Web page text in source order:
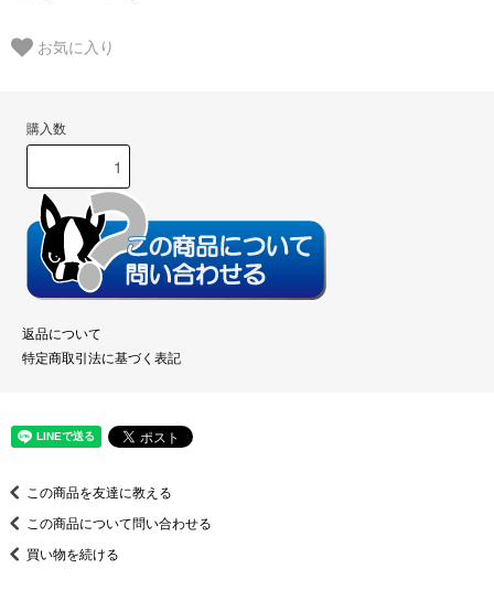
お気に入り
購入数
返品について
特定商取引法に基づく表記
この商品を友達に教える
この商品について問い合わせる
買い物を続ける